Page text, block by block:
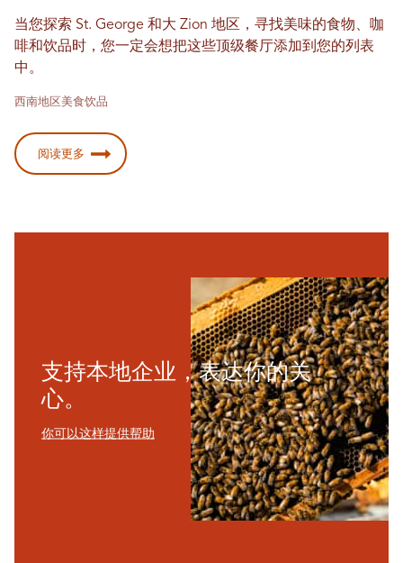
当您探索 St. George 和大 Zion 地区，寻找美味的食物、咖
啡和饮品时，您一定会想把这些顶级餐厅添加到您的列表
中。
西南地区美食饮品
阅读更多
支持本地企业，表达你的关
心。
你可以这样提供帮助